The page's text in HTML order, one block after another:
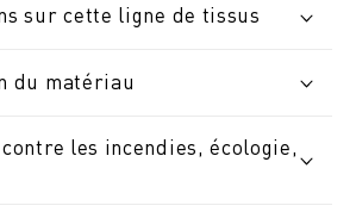
sur cette ligne de tissus
du matériau
les incendies, écologie,